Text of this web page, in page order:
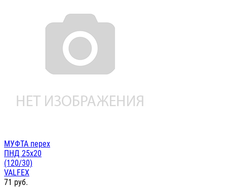
МУФТА перех
ПНД 25х20
(120/30)
VALFEX
71 руб.